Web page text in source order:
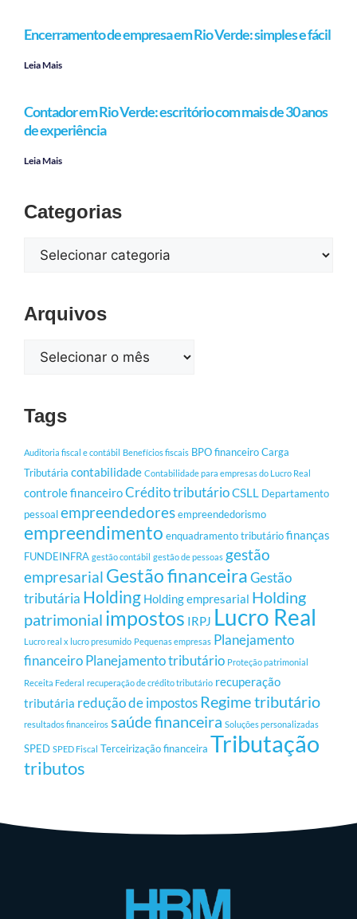
Encerramento de empresa em Rio Verde: simples e fácil
Leia Mais
Contador em Rio Verde: escritório com mais de 30 anos
de experiência
Leia Mais
Categorias
Arquivos
Tags
Auditoria fiscal e contábil Benefícios fiscais BPO financeiroCarga
Tributária contabilidade Contabilidade para empresas do Lucro Real
controle financeiroCrédito tributárioCSLL Departamento
pessoalempreendedoresempreendedorismo
empreendimento enquadramento tributáriofinanças
FUNDEINFRA gestão contábil gestão de pessoas gestão
empresarial Gestão financeiraGestão
tributária Holding Holding empresarial Holding
patrimonial impostos IRPJ Lucro Real
Lucro real x lucro presumido Pequenas empresas Planejamento
financeiroPlanejamento tributário Proteção patrimonial
Receita Federal recuperação de crédito tributário recuperação
tributária redução de impostos Regime tributário
resultados financeiros saúde financeira Soluções personalizadas
SPED SPED Fiscal Terceirização financeira Tributação
tributos